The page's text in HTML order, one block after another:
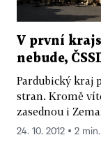
V první
nebude,
Pardubický kraj
stran. Kromě
zasednou i
24. 10. 2012 ▪ 2